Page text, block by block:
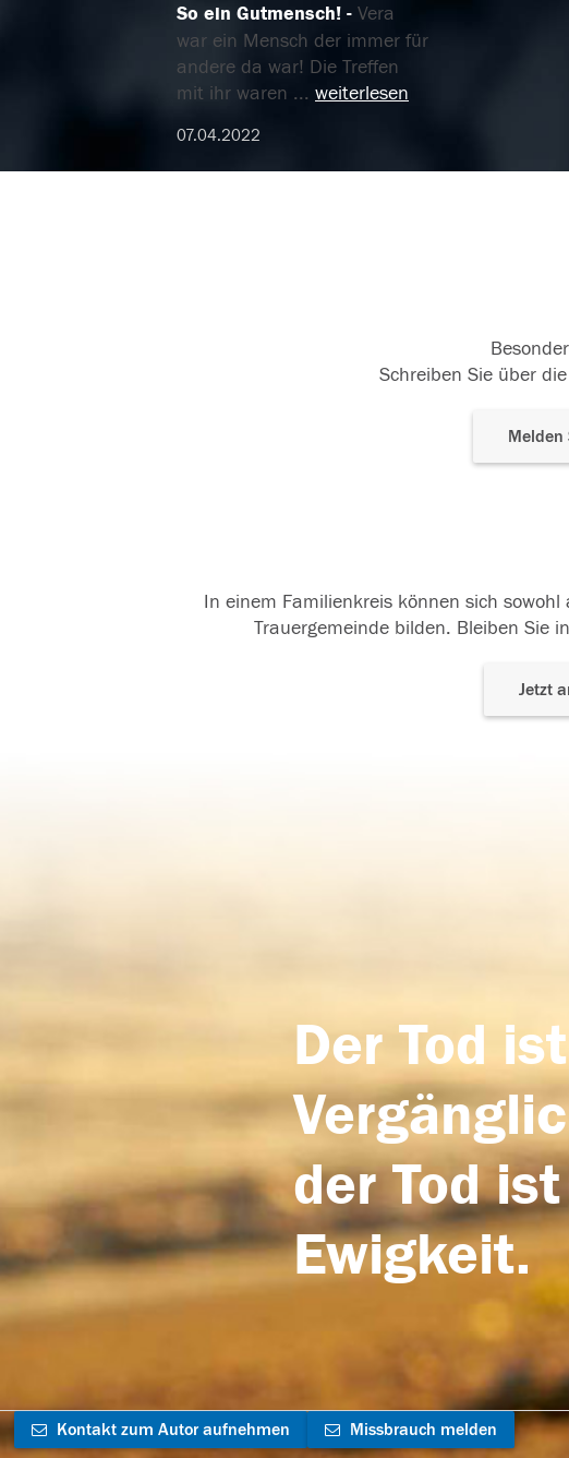
So ein Gutmensch!
Vera
war ein Mensch der immer für
andere da war! Die Treffen
mit ihr waren ... weiterlesen
07.04.2022
Schreiben Sie über
Melden
In einem Familienkreis können sich
Trauergemeinde bilden. Bleiben Sie
Jetzt
Der Tod
der Tod
Ewigkeit.
Kontakt zum Autor aufnehmen Missbrauch melden